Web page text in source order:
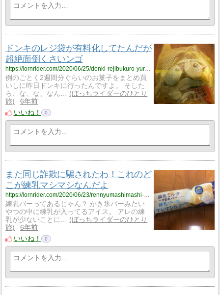
ドンキのレジ袋が有料化してたんだが
超絶面倒くさいンゴ
https://lornrider.com/2020/06/25/donki-rejibukuro-yuryouka/
例のごとく2週間分ぐらいのお菓子をまとめ買
いしに昨日ドンキに行ったんですよ。 そした
ら、な、な、なん…
ぼっちライダーのひとり
旅
6年前
いいね！
0
また同じ詐欺に騙されたわ！これのど
こが練乳マシマシなんだよ
https://lornrider.com/2020/06/23/rennyumashimashi-sukunai/
練乳バーってあるじゃん？ かき氷バーみたい
やつの中に練乳が入ってるアイス。 アレの練
乳が少ないことに…
ぼっちライダーのひとり
旅
6年前
いいね！
0